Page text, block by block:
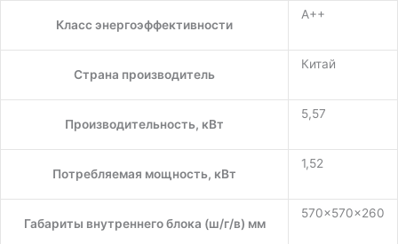
Класс энергоэффективности
A++
Страна производитель
Китай
Производительность, кВт
5,57
Потребляемая мощность, кВт
1,52
Габариты внутреннего блока (ш/г/в) мм
570×570×260